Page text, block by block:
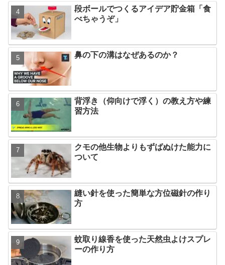
段ボールでつくるアイデア貯金箱「食
べちゃうぞ」
鼻の下の溝はなぜあるのか？
背浮き（仰向けで浮く）の教え方や練
習方法
クモの他生物よりもずばぬけた能力に
ついて
縫い針を使った簡単な方位磁針の作り
方
蚊取り線香を使った天然虫よけスプレ
ーの作り方